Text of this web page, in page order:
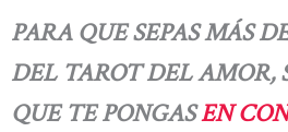
PARA QUE SEPAS MÁS
DEL TAROT DEL AMOR,
QUE TE PONGASEN